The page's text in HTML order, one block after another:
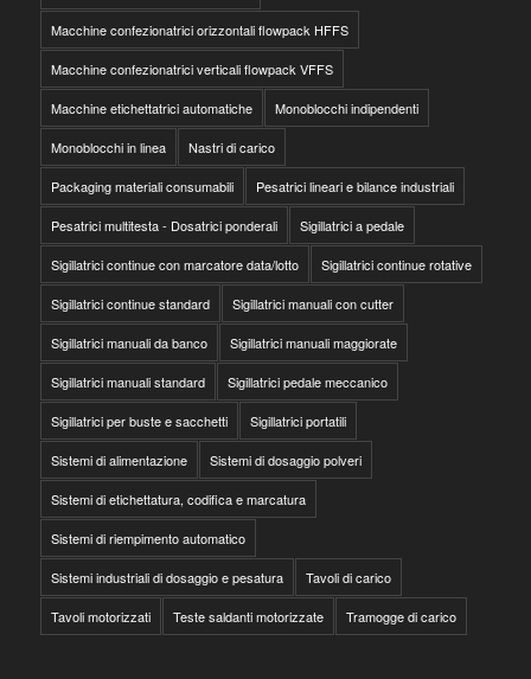
Macchine confezionatrici orizzontali flowpack HFFS
Macchine confezionatrici verticali flowpack VFFS
Macchine etichettatrici automatiche Monoblocchi indipendenti
Monoblocchi in linea Nastri di carico
Packaging materiali consumabili Pesatrici lineari e bilance industriali
Pesatrici multitesta - Dosatrici ponderali Sigillatrici a pedale
Sigillatrici continue con marcatore data/lotto Sigillatrici continue rotative
Sigillatrici continue standard Sigillatrici manuali con cutter
Sigillatrici manuali da banco Sigillatrici manuali maggiorate
Sigillatrici manuali standard Sigillatrici pedale meccanico
Sigillatrici per buste e sacchetti Sigillatrici portatili
Sistemi di alimentazione Sistemi di dosaggio polveri
Sistemi di etichettatura, codifica e marcatura
Sistemi di riempimento automatico
Sistemi industriali di dosaggio e pesatura Tavoli di carico
Tavoli motorizzati Teste saldanti motorizzate Tramogge di carico